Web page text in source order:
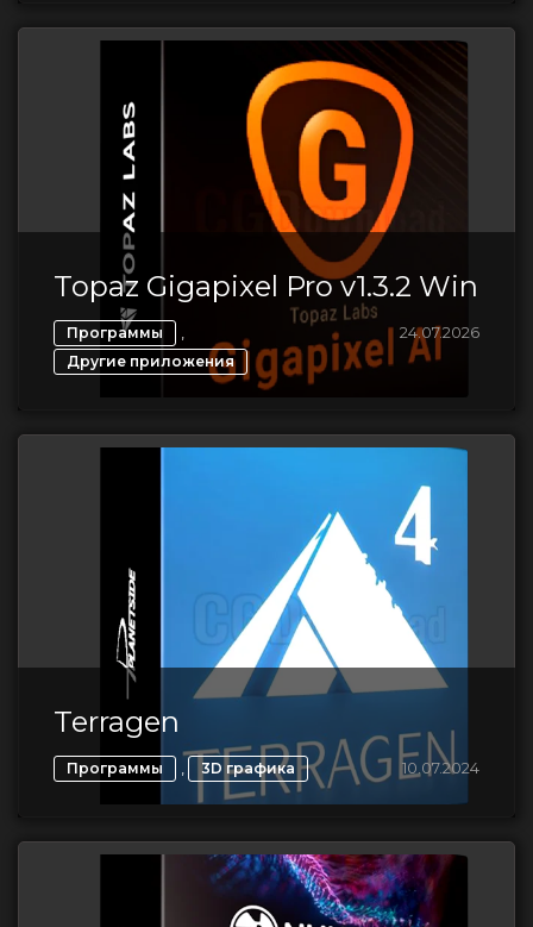
Topaz Gigapixel Pro v1.3.2 Win
Программы ,
Другие приложения
24.07.2026
Terragen
Программы , 3D графика 10.07.2024